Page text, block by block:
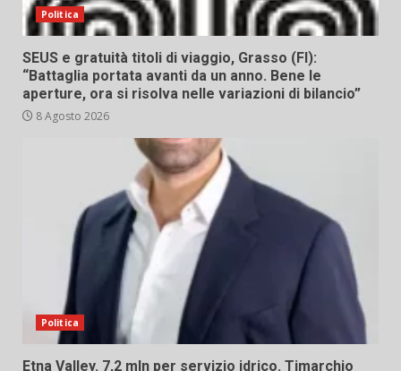
Politica
SEUS e gratuità titoli di viaggio, Grasso (FI):
“Battaglia portata avanti da un anno. Bene le
aperture, ora si risolva nelle variazioni di bilancio”
8 Agosto 2026
Politica
Etna Valley. 7,2 mln per servizio idrico. Timarchio